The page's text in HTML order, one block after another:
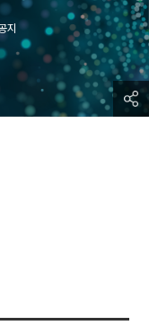
지